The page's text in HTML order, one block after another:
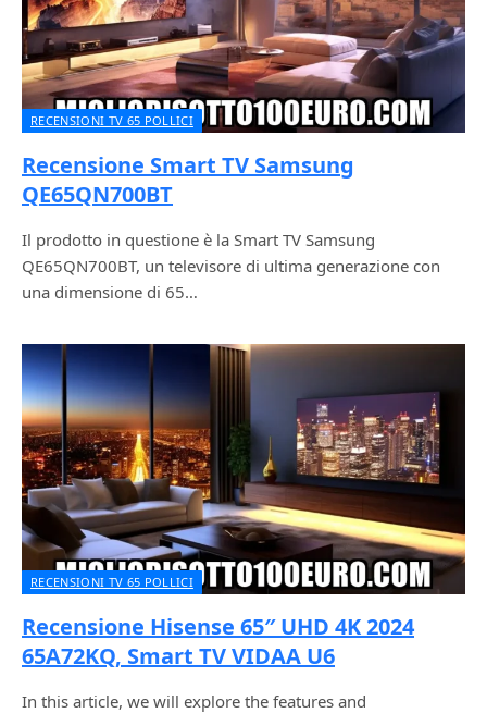
RECENSIONI TV 65 POLLICI
Recensione Smart TV Samsung
QE65QN700BT
Il prodotto in questione è la Smart TV Samsung
QE65QN700BT, un televisore di ultima generazione con
una dimensione di 65…
RECENSIONI TV 65 POLLICI
Recensione Hisense 65″ UHD 4K 2024
65A72KQ, Smart TV VIDAA U6
In this article, we will explore the features and